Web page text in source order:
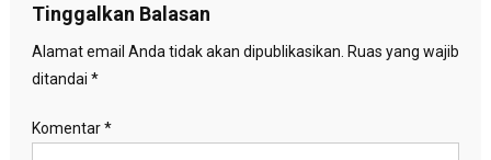
Tinggalkan Balasan
Alamat email Anda tidak akan dipublikasikan. Ruas yang wajib
ditandai *
Komentar*